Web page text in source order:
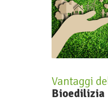
Vantaggi
Bioedilizia